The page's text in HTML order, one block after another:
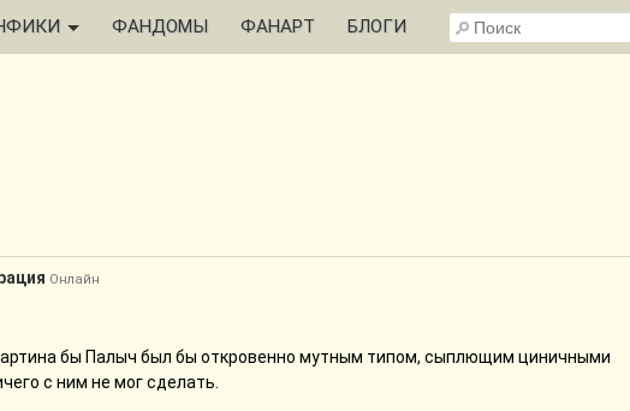
ФАНДОМЫ ФАНАРТ БЛОГИ
Онлайн
бы Палыч был бы откровенно мутным типом, сыплющим циничными
с ним не мог сделать.